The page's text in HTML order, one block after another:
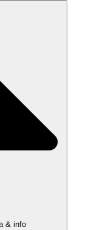
& info